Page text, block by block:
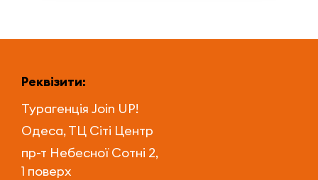
Реквізити:
Турагенція Join UP!
Одеса, ТЦ Сіті Центр
пр-т Небесної Сотні 2,
1 поверх